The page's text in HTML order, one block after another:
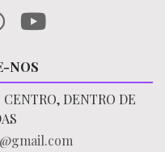
NOS
DENTRO DE